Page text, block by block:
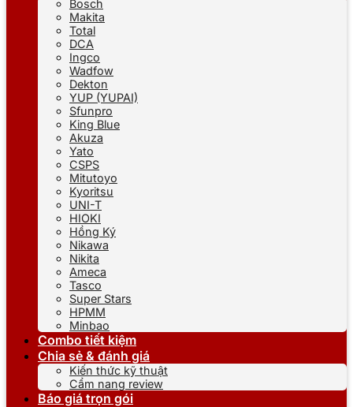
Bosch
Makita
Total
DCA
Ingco
Wadfow
Dekton
YUP (YUPAI)
Sfunpro
King Blue
Akuza
Yato
CSPS
Mitutoyo
Kyoritsu
UNI-T
HIOKI
Hồng Ký
Nikawa
Nikita
Ameca
Tasco
Super Stars
HPMM
Minbao
Combo tiết kiệm
Chia sẻ & đánh giá
Kiến thức kỹ thuật
Cẩm nang review
Báo giá trọn gói